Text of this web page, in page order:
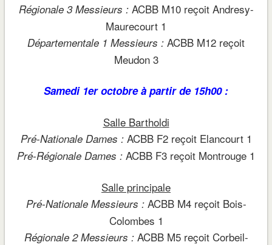
Régionale 3 Messieurs :ACBB M10 reçoit Andresy-
Maurecourt 1
Départementale 1 Messieurs : ACBB M12 reçoit
Meudon 3
Samedi 1er octobre à partir de 15h00 :
Salle Bartholdi
Pré-Nationale Dames :ACBB F2 reçoit Elancourt 1
Pré-Régionale Dames : ACBB F3 reçoit Montrouge 1
Salle principale
Pré-Nationale Messieurs :ACBB M4 reçoit Bois-
Colombes 1
Régionale 2 Messieurs :ACBB M5 reçoit Corbeil-